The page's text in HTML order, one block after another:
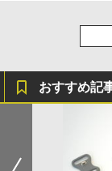
おすすめ記